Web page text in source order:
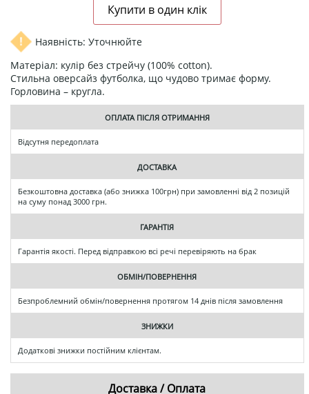
Наявність: Уточнюйте
Матеріал: кулір без стрейчу (100% cotton).
Стильна оверсайз футболка, що чудово тримає форму.
Горловина – кругла.
ОПЛАТА ПІСЛЯ ОТРИМАННЯ
Відсутня передоплата
ДОСТАВКА
Безкоштовна доставка (або знижка 100грн) при замовленні від 2 позицій
на суму понад 3000 грн.
ГАРАНТІЯ
Гарантія якості. Перед відправкою всі речі перевіряють на брак
ОБМІН/ПОВЕРНЕННЯ
Безпроблемний обмін/повернення протягом 14 днів після замовлення
ЗНИЖКИ
Додаткові знижки постійним клієнтам.
Доставка / Оплата